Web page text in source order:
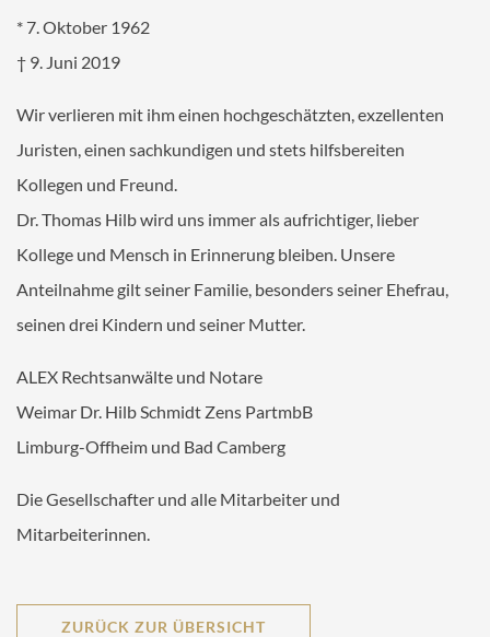
* 7. Oktober 1962
† 9. Juni 2019
Wir verlieren mit ihm einen hochgeschätzten, exzellenten
Juristen, einen sachkundigen und stets hilfsbereiten
Kollegen und Freund.
Dr. Thomas Hilb wird uns immer als aufrichtiger, lieber
Kollege und Mensch in Erinnerung bleiben. Unsere
Anteilnahme gilt seiner Familie, besonders seiner Ehefrau,
seinen drei Kindern und seiner Mutter.
ALEX Rechtsanwälte und Notare
Weimar Dr. Hilb Schmidt Zens PartmbB
Limburg-Offheim und Bad Camberg
Die Gesellschafter und alle Mitarbeiter und
Mitarbeiterinnen.
ZURÜCK ZUR ÜBERSICHT
Downloads
RECHTSGEBIETE
KONTAKT